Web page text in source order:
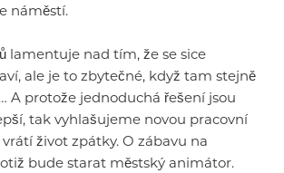
náměstí.
lamentuje nad tím, že se sice
ale je to zbytečné, když tam stejně
A protože jednoduchá řešení jsou
tak vyhlašujeme novou pracovní
život zpátky. O zábavu na
bude starat městský animátor.